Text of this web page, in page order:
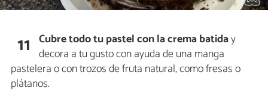
11 Cubre todo tu pastel con la crema batiday
decora a tu gusto con ayuda de una manga
pastelera o con trozos de fruta natural, como fresas o
plátanos.